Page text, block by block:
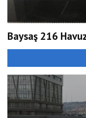
Baysaş 216